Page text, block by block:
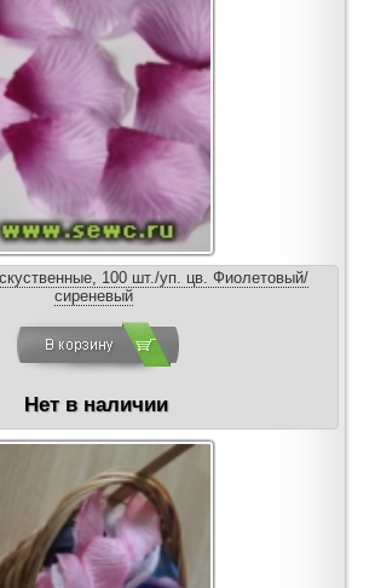
100 шт./уп. цв. Фиолетовый/
сиреневый
Нет в наличии